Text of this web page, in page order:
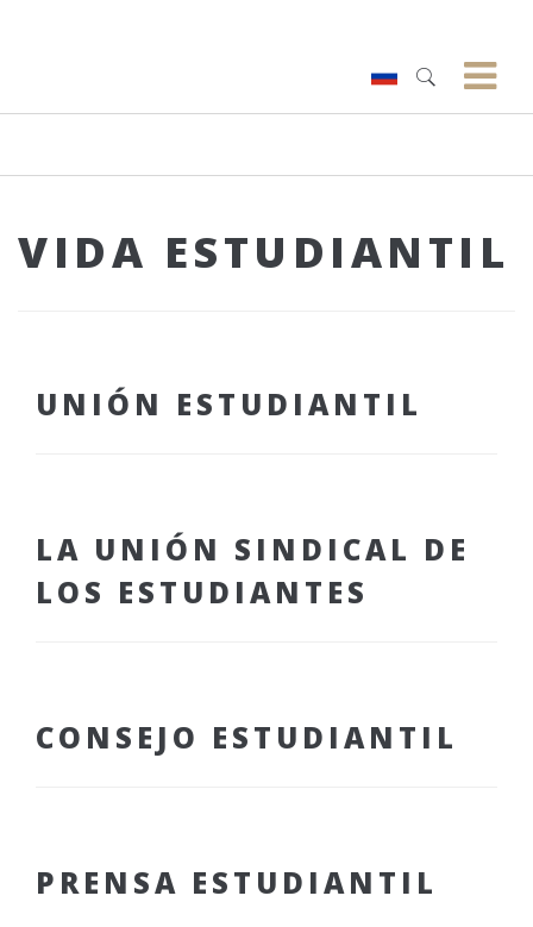
VIDA ESTUDIANTIL
UNIÓN ESTUDIANTIL
LA UNIÓN SINDICAL DE
LOS ESTUDIANTES
CONSEJO ESTUDIANTIL
PRENSA ESTUDIANTIL